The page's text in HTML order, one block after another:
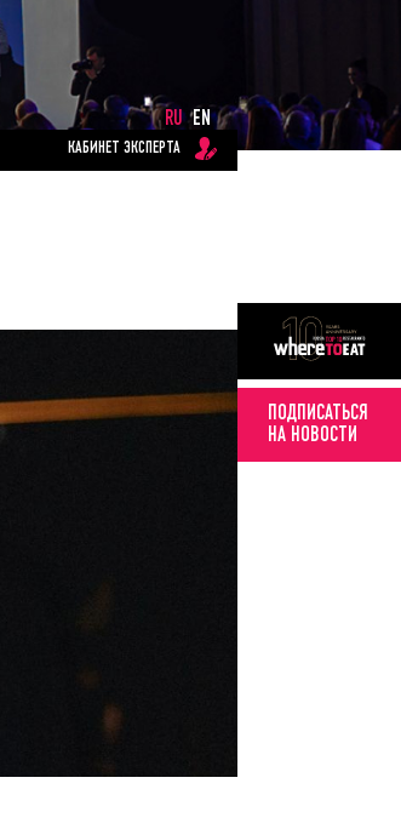
RU EN
КАБИНЕТ ЭКСПЕРТА
ПОДПИСАТЬСЯ
НА НОВОСТИ